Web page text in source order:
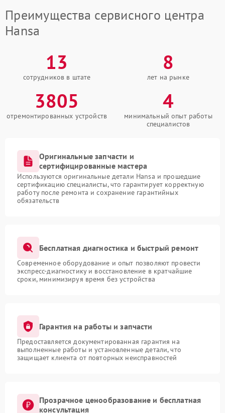
Преимущества сервисного центра
Hansa
13
сотрудников в штате
8
лет на рынке
3805
отремонтированных устройств
4
минимальный опыт работы
специалистов
Оригинальные запчасти и
сертифицированные мастера
Используются оригинальные детали Hansa и прошедшие
сертификацию специалисты, что гарантирует корректную
работу после ремонта и сохранение гарантийных
обязательств
Бесплатная диагностика и быстрый ремонт
Современное оборудование и опыт позволяют провести
экспресс-диагностику и восстановление в кратчайшие
сроки, минимизируя время без устройства
Гарантия на работы и запчасти
Предоставляется документированная гарантия на
выполненные работы и установленные детали, что
защищает клиента от повторных неисправностей
Прозрачное ценообразование и бесплатная
консультация